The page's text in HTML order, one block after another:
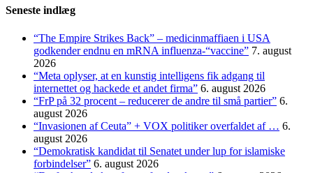
Seneste indlæg
“The Empire Strikes Back” – medicinmaffiaen i USA
godkender endnu en mRNA influenza-“vaccine” 7. august
2026
“Meta oplyser, at en kunstig intelligens fik adgang til
internettet og hackede et andet firma” 6. august 2026
“FrP på 32 procent – reducerer de andre til små partier” 6.
august 2026
“Invasionen af Ceuta” + VOX politiker overfaldet af … 6.
august 2026
“Demokratisk kandidat til Senatet under lup for islamiske
forbindelser” 6. august 2026